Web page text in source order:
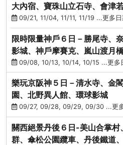
大內宿、寶珠山立石寺、會津
燒肉吃到飽
09/21, 11/04, 11/11, 11/19 ...更多日
限時限量神戶６日－勝尾寺、
影城、神戶摩賽克、嵐山渡月
09/08, 10/13, 10/14, 10/15 ...更多
樂玩京阪神５日－清水寺、金
園、北野異人館、環球影城
09/27, 09/28, 09/29, 09/30 ...更
關西絕景丹後６日-美山合掌
群、傘松公園纜車、丹後鐵道